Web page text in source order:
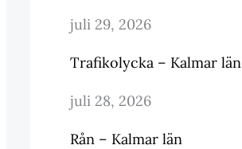
juli 29, 2026
Trafikolycka – Kalmar län
juli 28, 2026
Rån – Kalmar län